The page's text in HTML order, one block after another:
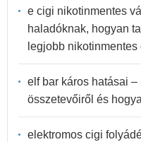
e cigi nikotinmentes
haladóknak, hogyan
legjobb
elf bar káros hatásai
összetevőiről és
elektromos cigi